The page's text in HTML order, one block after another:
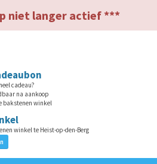
niet langer actief ***
cadeau?
na aankoop
bakstenen winkel
winkel te Heist-op-den-Berg